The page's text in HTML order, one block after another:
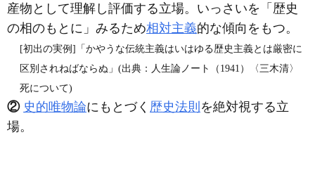
産物として理解し評価する立場。いっさいを「歴史
の相のもとに」みるため相対主義的な傾向をもつ。
[初出の実例]「かやうな伝統主義はいはゆる歴史主義とは厳密に
区別されねばならぬ」(出典：人生論ノート（1941）〈三木清〉
死について)
② 史的唯物論にもとづく 歴史法則 を絶対視する立
場。